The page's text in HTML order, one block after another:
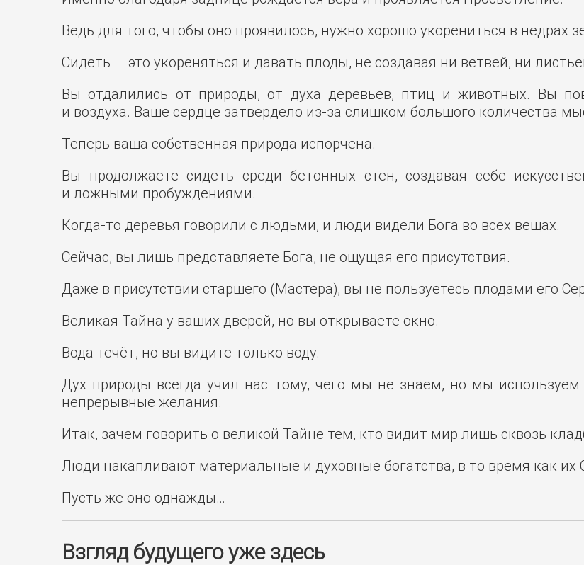
Ведь для того, чтобы оно проявилось, нужно хорошо укорениться в недрах
Сидеть — это укореняться и давать плоды, не создавая ни ветвей, ни
Вы отдалились от природы, от духа деревьев, птиц и животных. Вы
и воздуха. Ваше сердце затвердело из-за слишком большого количества
Теперь ваша собственная природа испорчена.
Вы продолжаете сидеть среди бетонных стен, создавая себе
и ложными пробуждениями.
Когда-то деревья говорили с людьми, и люди видели Бога во всех вещах.
Сейчас, вы лишь представляете Бога, не ощущая его присутствия.
Даже в присутствии старшего (Мастера), вы не пользуетесь плодами его
Великая Тайна у ваших дверей, но вы открываете окно.
Вода течёт, но вы видите только воду.
Дух природы всегда учил нас тому, чего мы не знаем, но мы
непрерывные желания.
Итак, зачем говорить о великой Тайне тем, кто видит мир лишь сквозь
Люди накапливают материальные и духовные богатства, в то время как их
Пусть же оно однажды…
Взгляд будущего уже здесь